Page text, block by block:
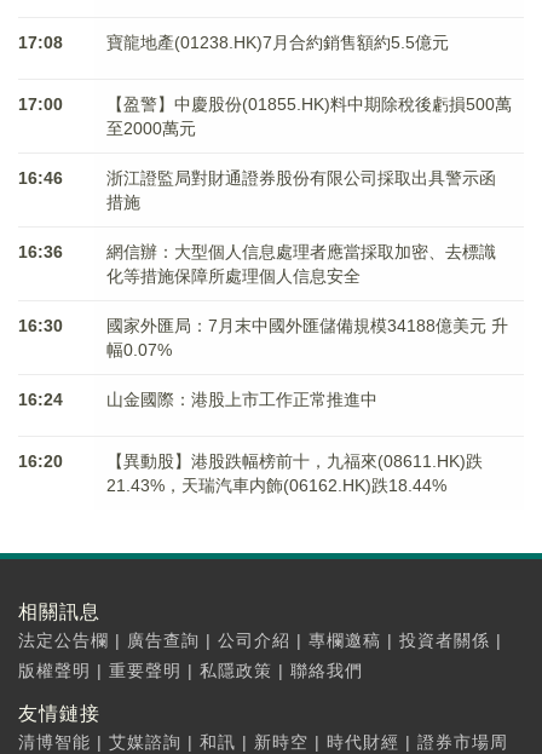
17:08 寶龍地產(01238.HK)7月合約銷售額約5.5億元
17:00
【盈警】中慶股份(01855.HK)料中期除稅後虧損500萬
至2000萬元
16:46
浙江證監局對財通證券股份有限公司採取出具警示函
措施
16:36
網信辦：大型個人信息處理者應當採取加密、去標識
化等措施保障所處理個人信息安全
16:30
國家外匯局：7月末中國外匯儲備規模34188億美元 升
幅0.07%
16:24 山金國際：港股上市工作正常推進中
16:20
【異動股】港股跌幅榜前十，九福來(08611.HK)跌
21.43%，天瑞汽車内飾(06162.HK)跌18.44%
相關訊息
法定公告欄 | 廣告查詢 | 公司介紹 | 專欄邀稿 | 投資者關係 |
版權聲明 | 重要聲明 | 私隱政策 | 聯絡我們
友情鏈接
清博智能 | 艾媒諮詢 | 和訊 | 新時空 | 時代財經 | 證券市場周